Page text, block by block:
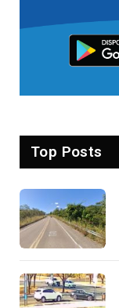
Top Posts